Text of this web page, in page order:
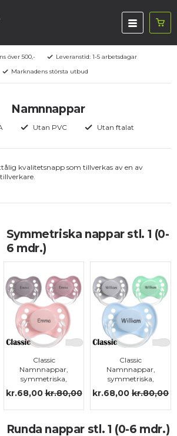
över 500,-
Leveranstid: 1-5 arbetsdagar
Marknadens största utbud
Namnnappar
Utan PVC Utan ftalat
kvalitetsnapp som tillverkas av en av
Symmetriska nappar stl. 1 (0-
6 mdr.)
Classic
Namnnappar,
symmetriska,
silikon stl.1
kr.68,00 kr.80,00
Classic
Namnnappar,
symmetriska,
silikon stl.1
kr.68,00 kr.80,00
Runda nappar stl. 1 (0-6 mdr.)